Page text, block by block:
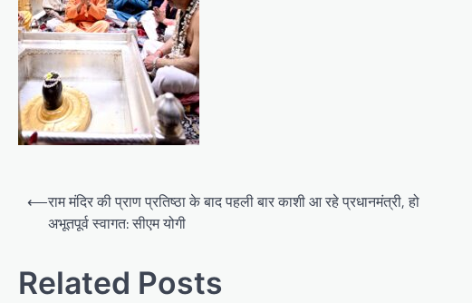
Post
navigation
⟵राम मंदिर की प्राण प्रतिष्ठा के बाद पहली बार काशी आ रहे प्रधानमंत्री, हो
अभूतपूर्व स्वागत: सीएम योगी
Related Posts